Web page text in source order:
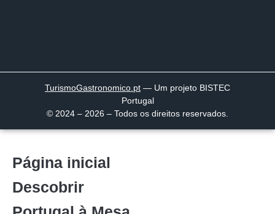
TurismoGastronomico.pt — Um projeto BISTEC
Portugal
© 2024 – 2026 – Todos os direitos reservados.
Página inicial
Descobrir